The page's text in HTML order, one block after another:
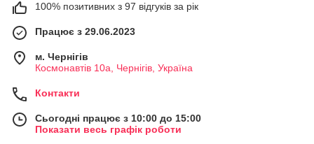
100% позитивних з 97 відгуків за рік
Працює з 29.06.2023
м. Чернігів
Космонавтів 10а, Чернігів, Україна
Контакти
Сьогодні працює з 10:00 до 15:00
Показати весь графік роботи